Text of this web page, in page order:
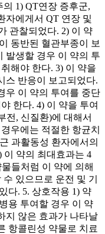
1) QT연장 증후군,
자에게서 QT 연장 및
관찰되었다. 2) 이 약
동반된 혈관부종이 보
발생할 경우 이 약의 투
해야 한다. 3) 이 약을
스 반응이 보고되었다.
우 이 약의 투여를 중단
한다. 4) 이 약을 투여
전, 신질환)에 대해서
우에는 적절한 항균치
과활동성 환자에서의
이 약의 최대효과는 4
들처럼 이 약에 의해
있으므로 운전 및 기
다. 5. 상호작용 1) 약
용 투여할 경우 이 약
지 않은 효과가 나타날
항콜린성 약물로 치료